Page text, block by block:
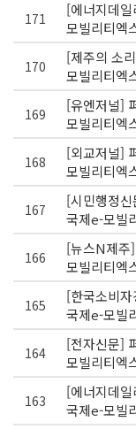
171
[에너지데
모빌리티엑
170
[제주의 소
모빌리티엑
169
[유엔저널]
모빌리티엑
168
[외교저널]
모빌리티엑
167
[시민행정
국제e-모빌
166
[뉴스N제주
모빌리티엑
165
[한국소비
국제e-모빌
164
[전자신문]
모빌리티엑
163
[에너지데
국제e-모빌